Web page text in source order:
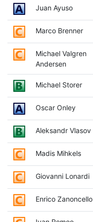
Juan Ayuso
Marco Brenner
Michael Valgren
Andersen
Michael Storer
Oscar Onley
Aleksandr Vlasov
Madis Mihkels
Giovanni Lonardi
Enrico Zanoncello